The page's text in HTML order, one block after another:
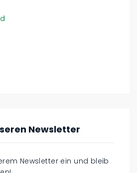
Newsletter
Newsletter ein und bleib